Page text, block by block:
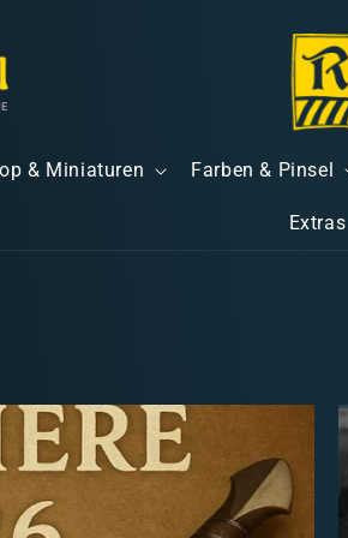
& Miniaturen Farben & Pinsel
Extras